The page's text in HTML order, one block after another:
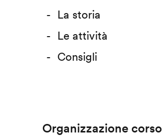
La storia
Le attività
Consigli
Organizzazione corso